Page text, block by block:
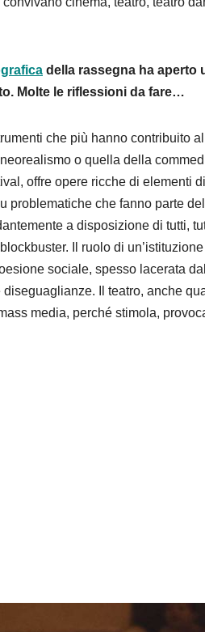
della rassegna ha aperto
Molte le riflessioni da fare…
che più hanno contribuito
o quella della
offre opere ricche di elementi
problematiche che fanno parte
a disposizione di tutti,
Il ruolo di
sociale, spesso lacerata
Il teatro, anche
media, perché stimola,